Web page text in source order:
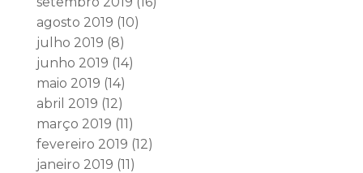
agosto 2019 (10)
julho 2019 (8)
junho 2019 (14)
maio 2019 (14)
abril 2019 (12)
março 2019 (11)
fevereiro 2019 (12)
janeiro 2019 (11)